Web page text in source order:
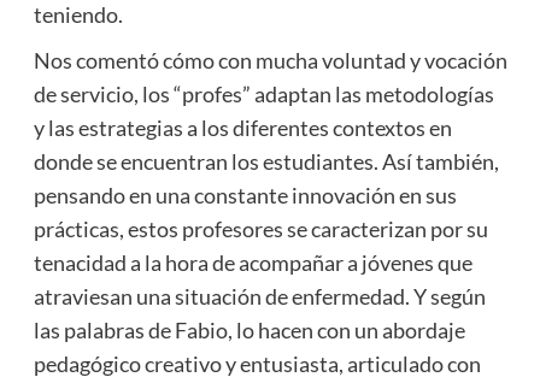
teniendo.
Nos comentó cómo con mucha voluntad y vocación
de servicio, los “profes” adaptan las metodologías
y las estrategias a los diferentes contextos en
donde se encuentran los estudiantes. Así también,
pensando en una constante innovación en sus
prácticas, estos profesores se caracterizan por su
tenacidad a la hora de acompañar a jóvenes que
atraviesan una situación de enfermedad. Y según
las palabras de Fabio, lo hacen con un abordaje
pedagógico creativo y entusiasta, articulado con